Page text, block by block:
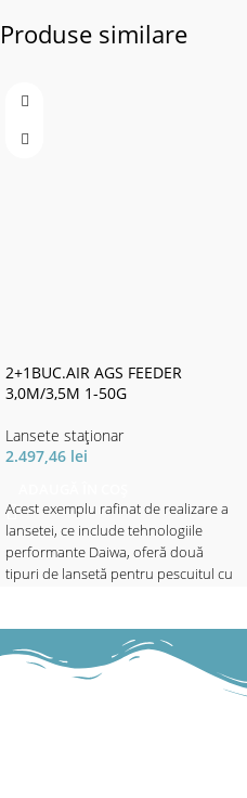
Produse similare
2+1BUC.AIR AGS FEEDER
3,0M/3,5M 1-50G
Lansete staţionar
2.497,46 lei
Acest exemplu rafinat de realizare a
lansetei, ce include tehnologiile
performante Daiwa, oferă două
tipuri de lansetă pentru pescuitul cu
Lansetele de feeder AIR vor acoperi
practic toate provocările. Modelul